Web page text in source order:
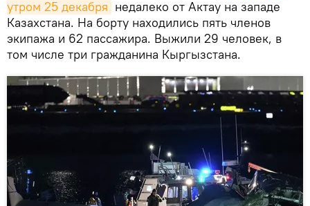
утром 25 декабря недалеко от Актау на западе
Казахстана. На борту находились пять членов
экипажа и 62 пассажира. Выжили 29 человек, в
том числе три гражданина Кыргызстана.